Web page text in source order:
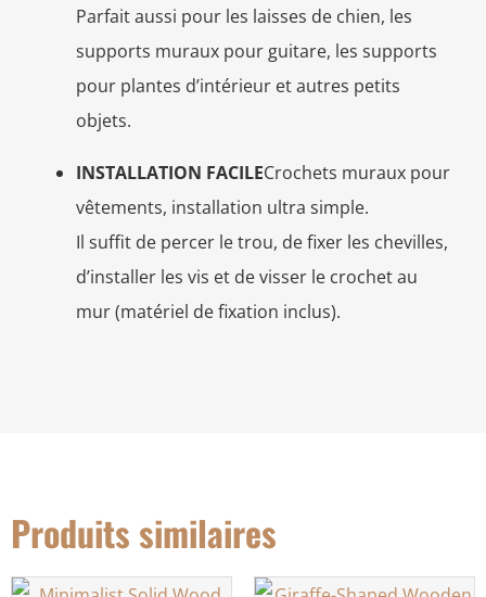
Parfait aussi pour les laisses de chien, les
supports muraux pour guitare, les supports
pour plantes d’intérieur et autres petits
objets.
INSTALLATION FACILECrochets muraux pour
vêtements, installation ultra simple.
Il suffit de percer le trou, de fixer les chevilles,
d’installer les vis et de visser le crochet au
mur (matériel de fixation inclus).
Produits similaires